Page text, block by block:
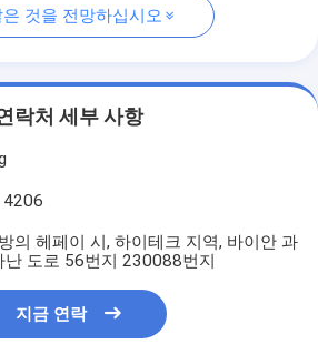
은 것을 전망하십시오
락처 세부 사항
의 헤페이 시, 하이테크 지역, 바이안 과
난 도로 56번지 230088번지
지금 연락